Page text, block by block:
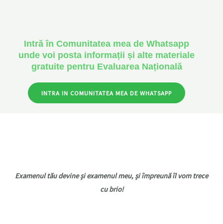
Intră în Comunitatea mea de Whatsapp
unde voi posta informații și alte materiale
gratuite pentru Evaluarea Națională
INTRA IN COMUNITATEA MEA DE WHATSAPP
Examenul tău devine și examenul meu, și împreună îl vom trece
cu brio!